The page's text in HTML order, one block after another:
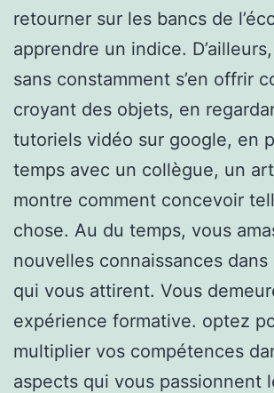
retourner sur les bancs de
apprendre un indice.
sans constamment s’en offrir
croyant des objets, en
tutoriels vidéo sur google, en
temps avec un collègue, un
montre comment concevoir
chose. Au du temps, vous
nouvelles connaissances dans
qui vous attirent. Vous
expérience formative. optez
multiplier vos compétences
aspects qui vous passionnent